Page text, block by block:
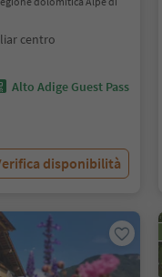
centro
Alto Adige Guest Pass
disponibilità